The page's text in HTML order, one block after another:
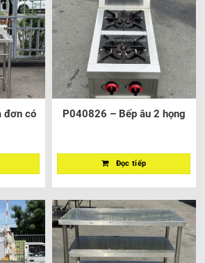
đơn có
P040826 – Bếp âu 2 họng
Đọc tiếp